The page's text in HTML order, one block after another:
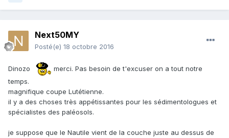
Next50MY
Posté(e) 18 octobre 2016
Dinozo
merci. Pas besoin de t'excuser on a tout notre
temps.
magnifique coupe Lutétienne.
il y a des choses très appétissantes pour les sédimentologues et
spécialistes des paléosols.
je suppose que le Nautile vient de la couche juste au dessus de